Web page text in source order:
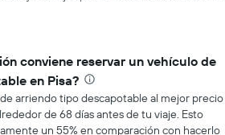
conviene reservar un vehículo de
en Pisa?
arriendo tipo descapotable al mejor precio
de 68 días antes de tu viaje. Esto
un 55% en comparación con hacerlo